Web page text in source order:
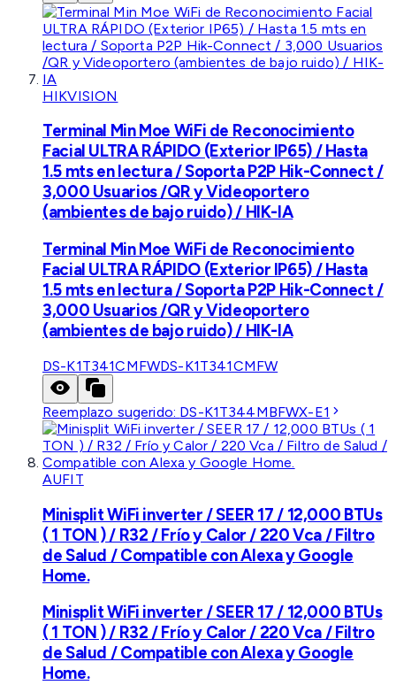
HIKVISION
Terminal Min Moe WiFi de Reconocimiento
Facial ULTRA RÁPIDO (Exterior IP65) / Hasta
1.5 mts en lectura / Soporta P2P Hik-Connect /
3,000 Usuarios /QR y Videoportero
(ambientes de bajo ruido) / HIK-IA
Terminal Min Moe WiFi de Reconocimiento
Facial ULTRA RÁPIDO (Exterior IP65) / Hasta
1.5 mts en lectura / Soporta P2P Hik-Connect /
3,000 Usuarios /QR y Videoportero
(ambientes de bajo ruido) / HIK-IA
DS-K1T341CMFWDS-K1T341CMFW
Reemplazo sugerido: DS-K1T344MBFWX-E1
AUFIT
Minisplit WiFi inverter / SEER 17 / 12,000 BTUs
( 1 TON ) / R32 / Frío y Calor / 220 Vca / Filtro
de Salud / Compatible con Alexa y Google
Home.
Minisplit WiFi inverter / SEER 17 / 12,000 BTUs
( 1 TON ) / R32 / Frío y Calor / 220 Vca / Filtro
de Salud / Compatible con Alexa y Google
Home.